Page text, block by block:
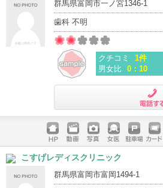
群馬県富岡市一ノ宮1346-1
歯科 不明
クチコミ
1件
男女比 0：10
ホームペ
ージ
動画 写真 女医 駐車場
クレジッ
こすげレディスクリニック
群馬県富岡市富岡1494-1